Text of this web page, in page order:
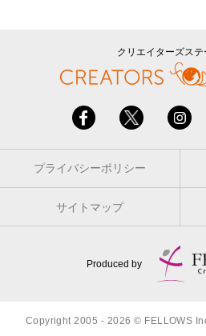
クリエイターズステ
プライバシーポリシー
サイトマップ
Produced by
Copyright 2005 - 2026 © FELLOWS